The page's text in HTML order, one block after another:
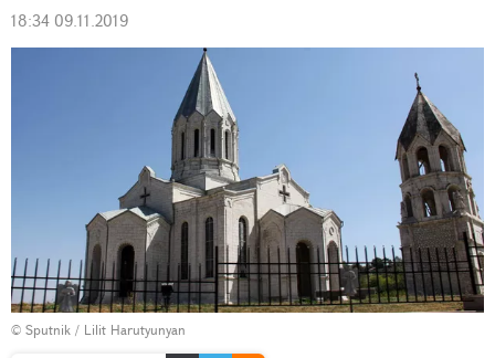
18:34 09.11.2019
© Sputnik / Lilit Harutyunyan